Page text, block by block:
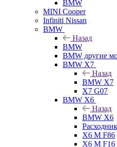
BMW
MINI Cooper
Infiniti Nissan
BMW
Назад
BMW
BMW другие
BMW X7
Назад
BMW X7
X7 G07
BMW X6
Назад
BMW X6
X6 M F86
X6 M F16